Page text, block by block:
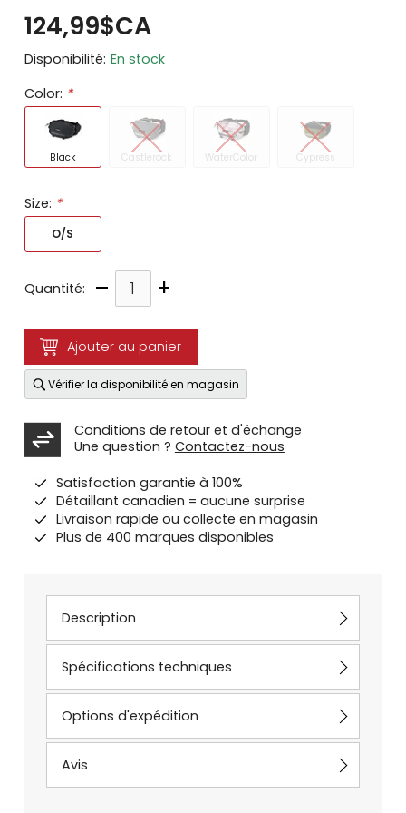
124,99$CA
Disponibilité: En stock
Color: *
Black Castlerock WaterColor Cypress
Size: *
O/S
Quantité: – +
Ajouter au panier
Vérifier la disponibilité en magasin
Conditions de retour et d'échange
Une question ? Contactez-nous
Satisfaction garantie à 100%
Détaillant canadien = aucune surprise
Livraison rapide ou collecte en magasin
Plus de 400 marques disponibles
Description
Spécifications techniques
Options d'expédition
Avis